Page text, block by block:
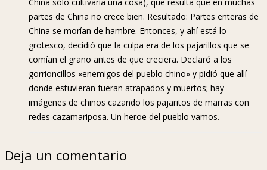
China sólo cultivaría una cosa), que resulta que en muchas
partes de China no crece bien. Resultado: Partes enteras de
China se morían de hambre. Entonces, y ahí está lo
grotesco, decidió que la culpa era de los pajarillos que se
comían el grano antes de que creciera. Declaró a los
gorrioncillos «enemigos del pueblo chino» y pidió que allí
donde estuvieran fueran atrapados y muertos; hay
imágenes de chinos cazando los pajaritos de marras con
redes cazamariposa. Un heroe del pueblo vamos.
Deja un comentario